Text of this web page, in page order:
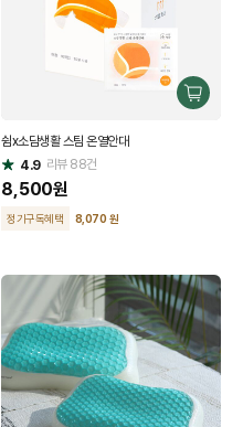
구
쉼x소담생활 스팀 온열안대
별
점
4.9 리뷰88건
8,500원
정기구독혜택 8,070 원